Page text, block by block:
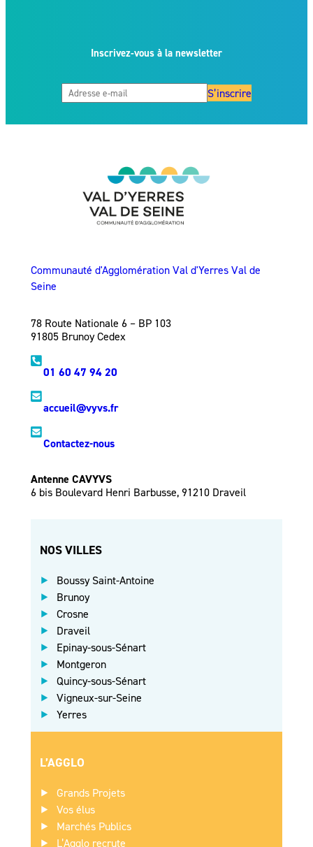
Inscrivez-vous à la newsletter
S’inscrire
Communauté d'Agglomération Val d'Yerres Val de
Seine
78 Route Nationale 6 – BP 103
91805 Brunoy Cedex
01 60 47 94 20
accueil@vyvs.fr
Contactez-nous
Antenne CAVYVS
6 bis Boulevard Henri Barbusse, 91210 Draveil
NOS VILLES
Boussy Saint-Antoine
Brunoy
Crosne
Draveil
Epinay-sous-Sénart
Montgeron
Quincy-sous-Sénart
Vigneux-sur-Seine
Yerres
L’AGGLO
Grands Projets
Vos élus
Marchés Publics
L’Agglo recrute